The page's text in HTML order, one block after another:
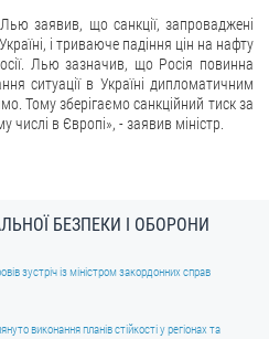
заявив, що санкції, запроваджені
і триваюче падіння цін на нафту
Лью зазначив, що Росія повинна
ситуації в Україні дипломатичним
Тому зберігаємо санкційний тиск за
числі в Європі», - заявив міністр.
БЕЗПЕКИ І ОБОРОНИ
зустріч із міністром закордонних справ
виконання планів стійкості у регіонах та